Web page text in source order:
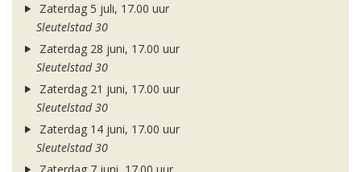
Zaterdag 5 juli, 17.00 uur
Sleutelstad 30
Zaterdag 28 juni, 17.00 uur
Sleutelstad 30
Zaterdag 21 juni, 17.00 uur
Sleutelstad 30
Zaterdag 14 juni, 17.00 uur
Sleutelstad 30